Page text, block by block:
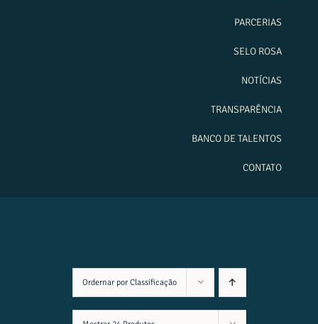
PARCERIAS
SELO ROSA
NOTÍCIAS
TRANSPARÊNCIA
BANCO DE TALENTOS
CONTATO
Ordernar por Classificação